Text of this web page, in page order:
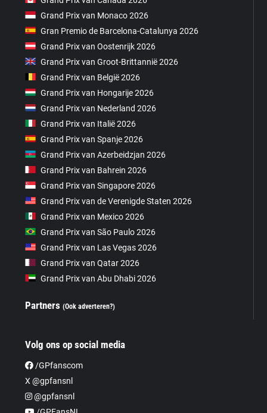
Grand Prix van Monaco 2026
Gran Premio de Barcelona-Catalunya 2026
Grand Prix van Oostenrijk 2026
Grand Prix van Groot-Brittannië 2026
Grand Prix van België 2026
Grand Prix van Hongarije 2026
Grand Prix van Nederland 2026
Grand Prix van Italië 2026
Grand Prix van Spanje 2026
Grand Prix van Azerbeidzjan 2026
Grand Prix van Bahrein 2026
Grand Prix van Singapore 2026
Grand Prix van de Verenigde Staten 2026
Grand Prix van Mexico 2026
Grand Prix van São Paulo 2026
Grand Prix van Las Vegas 2026
Grand Prix van Qatar 2026
Grand Prix van Abu Dhabi 2026
Partners(Ook adverteren?)
Volg ons op social media
/GPfanscom
X @gpfansnl
@gpfansnl